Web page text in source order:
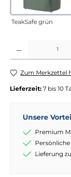
TeakSafe grün
Produkt Anzahl: Gib
Zum Merkzettel
Lieferzeit: 7 bis 10
Unsere
Premium
Lieferung